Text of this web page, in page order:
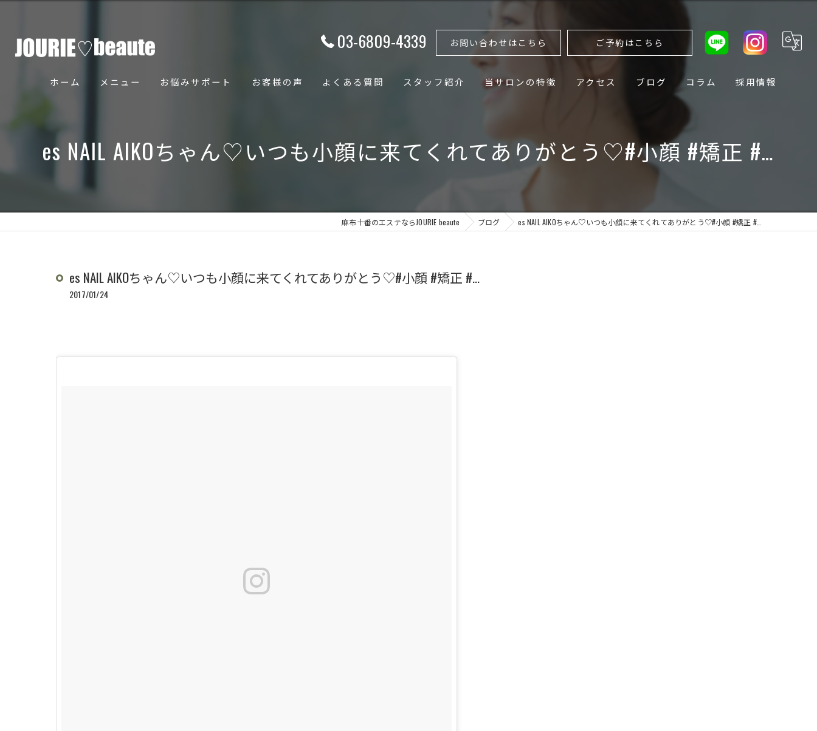
03-6809-4339 お問い合わせはこちら ご予約はこちら
ホーム メニュー お悩みサポート お客様の声 よくある質問 スタッフ紹介 当サロンの特徴
ボディ
小顔
アクセス ブログ コラム 採用情報
es NAIL AIKOちゃん♡いつも小顔に来てくれてありがとう♡#小顔 #矯正 #…
麻布十番のエステならJOURIE beaute ブログ es NAIL AIKOちゃん♡いつも小顔に来てくれてありがとう♡#小顔 #矯正 #…
es NAIL AIKOちゃん♡いつも小顔に来てくれてありがとう♡#小顔 #矯正 #…
2017/01/24